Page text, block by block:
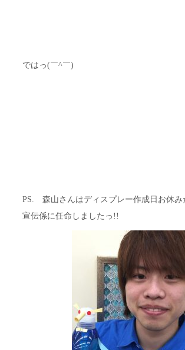
ではっ(￣^￣)ゞ
PS. 森山さんはディスプレー作成日お休み
宣伝係に任命しましたっ!!